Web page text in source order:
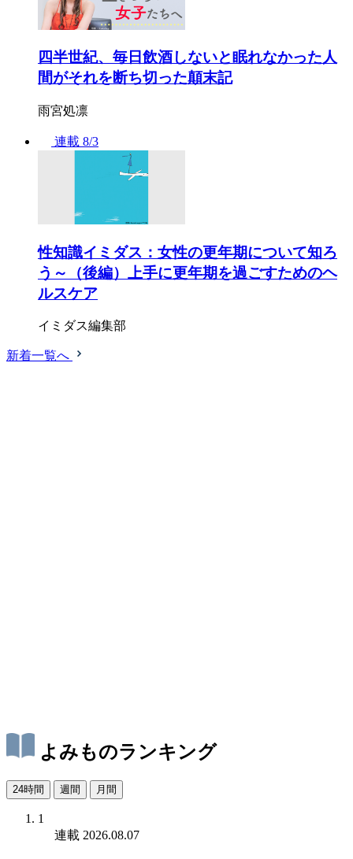
四半世紀、毎日飲酒しないと眠れなかった人
間がそれを断ち切った顛末記
雨宮処凛
連載 8/3
性知識イミダス：女性の更年期について知ろ
う～（後編）上手に更年期を過ごすためのヘ
ルスケア
イミダス編集部
新着一覧へ
よみものランキング
24時間 週間 月間
1
連載 2026.08.07